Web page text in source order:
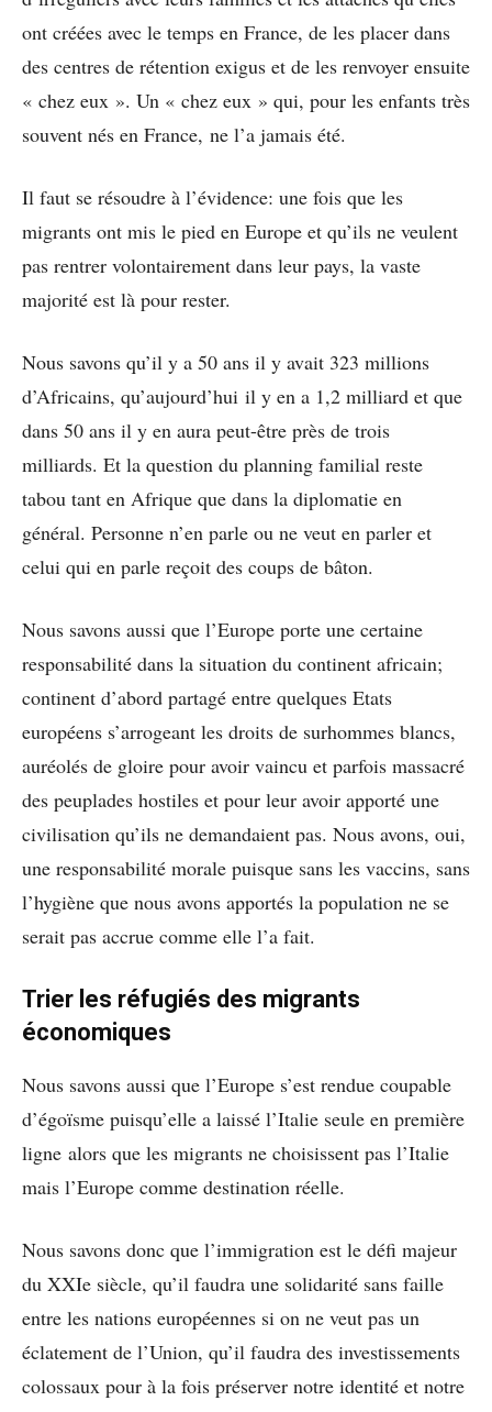
ont créées avec le temps en France, de les placer dans
des centres de rétention exigus et de les renvoyer ensuite
« chez eux ». Un « chez eux » qui, pour les enfants très
souvent nés en France, ne l’a jamais été.
Il faut se résoudre à l’évidence: une fois que les
migrants ont mis le pied en Europe et qu’ils ne veulent
pas rentrer volontairement dans leur pays, la vaste
majorité est là pour rester.
Nous savons qu’il y a 50 ans il y avait 323 millions
d’Africains, qu’aujourd’hui il y en a 1,2 milliard et que
dans 50 ans il y en aura peut-être près de trois
milliards. Et la question du planning familial reste
tabou tant en Afrique que dans la diplomatie en
général. Personne n’en parle ou ne veut en parler et
celui qui en parle reçoit des coups de bâton.
Nous savons aussi que l’Europe porte une certaine
responsabilité dans la situation du continent africain;
continent d’abord partagé entre quelques Etats
européens s’arrogeant les droits de surhommes blancs,
auréolés de gloire pour avoir vaincu et parfois massacré
des peuplades hostiles et pour leur avoir apporté une
civilisation qu’ils ne demandaient pas. Nous avons, oui,
une responsabilité morale puisque sans les vaccins, sans
l’hygiène que nous avons apportés la population ne se
serait pas accrue comme elle l’a fait.
Trier les réfugiés des migrants
économiques
Nous savons aussi que l’Europe s’est rendue coupable
d’égoïsme puisqu’elle a laissé l’Italie seule en première
ligne alors que les migrants ne choisissent pas l’Italie
mais l’Europe comme destination réelle.
Nous savons donc que l’immigration est le défi majeur
du XXIe siècle, qu’il faudra une solidarité sans faille
entre les nations européennes si on ne veut pas un
éclatement de l’Union, qu’il faudra des investissements
colossaux pour à la fois préserver notre identité et notre